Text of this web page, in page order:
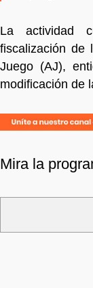
La actividad
fiscalización de
Juego (AJ),
modificación de
Mira la